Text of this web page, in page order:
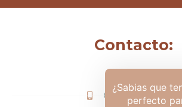
Contacto:
(+57) 317-6006425
¿Sabias que
perfecto